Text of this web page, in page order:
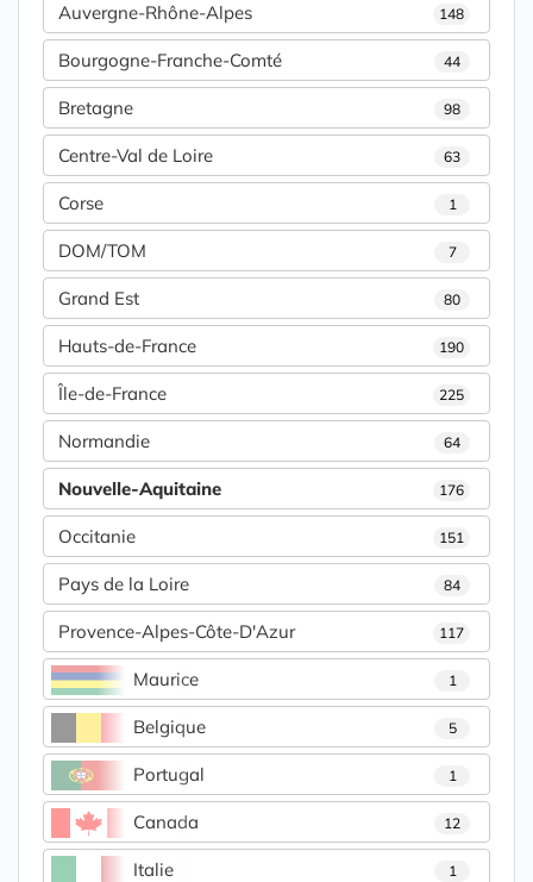
Auvergne-Rhône-Alpes 148
Bourgogne-Franche-Comté 44
Bretagne 98
Centre-Val de Loire 63
Corse 1
DOM/TOM 7
Grand Est 80
Hauts-de-France 190
Île-de-France 225
Normandie 64
Nouvelle-Aquitaine 176
Occitanie 151
Pays de la Loire 84
Provence-Alpes-Côte-D'Azur 117
Maurice 1
Belgique 5
Portugal 1
Canada 12
Italie 1